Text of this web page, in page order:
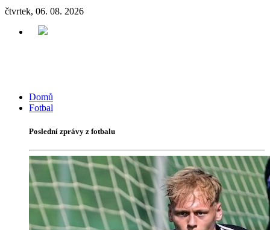
čtvrtek, 06. 08. 2026
Domů
Fotbal
Poslední zprávy z fotbalu